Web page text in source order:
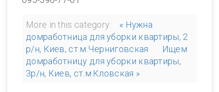
More in this category:
« Нужна
домработница для уборки квартиры, 2
р/н, Киев, ст.м.Черниговская
Ищем
домработницу для уборки квартиры,
3р/н, Киев, ст.м.Кловская »